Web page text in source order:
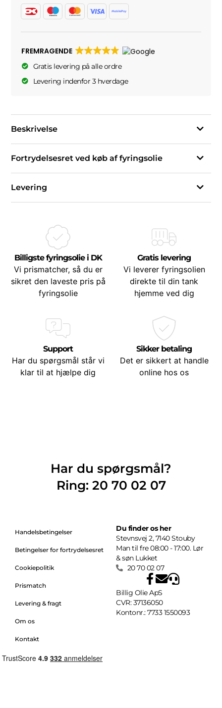
FREMRAGENDE
Gratis levering på alle ordre
Levering indenfor 3 hverdage
Beskrivelse
Fortrydelsesret ved køb af fyringsolie
Levering
Billigste fyringsolie i DK
Vi prismatcher, så du er
sikret den laveste pris på
fyringsolie
Gratis levering
Vi leverer fyringsolien
direkte til din tank
hjemme ved dig
Support
Har du spørgsmål står vi
klar til at hjælpe dig
Sikker betaling
Det er sikkert at handle
online hos os
Har du spørgsmål?
Ring: 20 70 02 07
Handelsbetingelser
Betingelser for fortrydelsesret
Cookiepolitik
Prismatch
Levering & fragt
Om os
Kontakt
Du finder os her
Stevnsvej 2, 7140 Stouby
Man til fre 08:00 - 17:00. Lør
& søn Lukket
20 70 02 07
Billig Olie ApS
CVR: 37136050
Kontonr.: 7733 1550093